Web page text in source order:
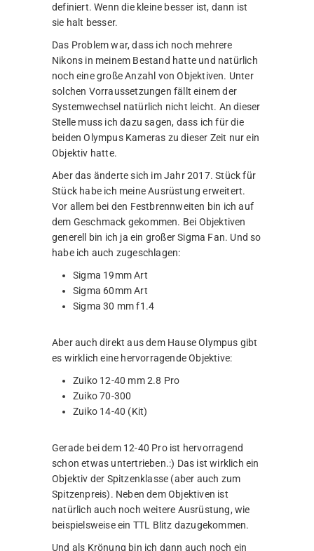
definiert. Wenn die kleine besser ist, dann ist
sie halt besser.
Das Problem war, dass ich noch mehrere
Nikons in meinem Bestand hatte und natürlich
noch eine große Anzahl von Objektiven. Unter
solchen Vorraussetzungen fällt einem der
Systemwechsel natürlich nicht leicht. An dieser
Stelle muss ich dazu sagen, dass ich für die
beiden Olympus Kameras zu dieser Zeit nur ein
Objektiv hatte.
Aber das änderte sich im Jahr 2017. Stück für
Stück habe ich meine Ausrüstung erweitert.
Vor allem bei den Festbrennweiten bin ich auf
dem Geschmack gekommen. Bei Objektiven
generell bin ich ja ein großer Sigma Fan. Und so
habe ich auch zugeschlagen:
Sigma 19mm Art
Sigma 60mm Art
Sigma 30 mm f1.4
Aber auch direkt aus dem Hause Olympus gibt
es wirklich eine hervorragende Objektive:
Zuiko 12-40 mm 2.8 Pro
Zuiko 70-300
Zuiko 14-40 (Kit)
Gerade bei dem 12-40 Pro ist hervorragend
schon etwas untertrieben.:) Das ist wirklich ein
Objektiv der Spitzenklasse (aber auch zum
Spitzenpreis). Neben dem Objektiven ist
natürlich auch noch weitere Ausrüstung, wie
beispielsweise ein TTL Blitz dazugekommen.
Und als Krönung bin ich dann auch noch ein